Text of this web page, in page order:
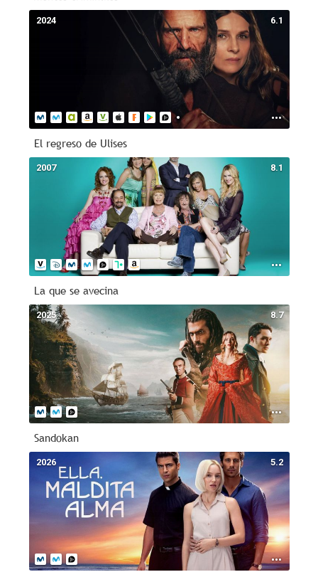
6.1
2024
El regreso de Ulises
8.1
2007
La que se avecina
8.7
2025
Sandokan
5.2
2026